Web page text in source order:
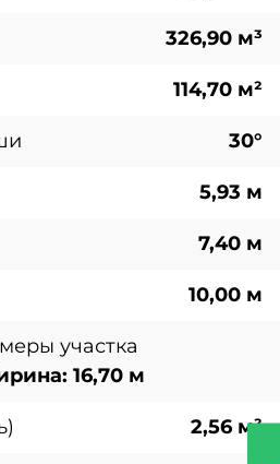
326,90 м³
114,70 м²
30°
5,93 м
7,40 м
10,00 м
участка
16,70 м
2,56 м²